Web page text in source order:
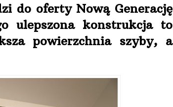
do oferty Nową Generację
ulepszona konstrukcja to
powierzchnia szyby, a